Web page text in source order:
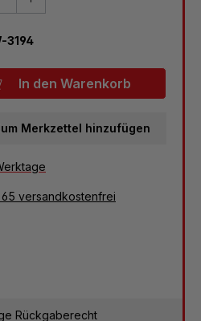
3194
In den Warenkorb
Merkzettel hinzufügen
versandkostenfrei
Rückgaberecht